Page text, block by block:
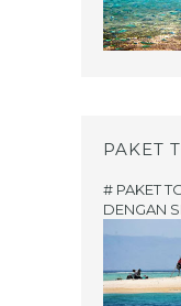
PAKET
# PAKET
DENGAN